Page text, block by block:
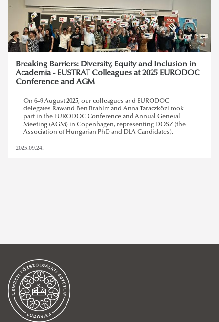
Breaking Barriers: Diversity, Equity and Inclusion in
Academia - EUSTRAT Colleagues at 2025 EURODOC
Conference and AGM
On 6–9 August 2025, our colleagues and EURODOC
delegates Rawand Ben Brahim and Anna Taraczközi took
part in the EURODOC Conference and Annual General
Meeting (AGM) in Copenhagen, representing DOSZ (the
Association of Hungarian PhD and DLA Candidates).
2025.09.24.